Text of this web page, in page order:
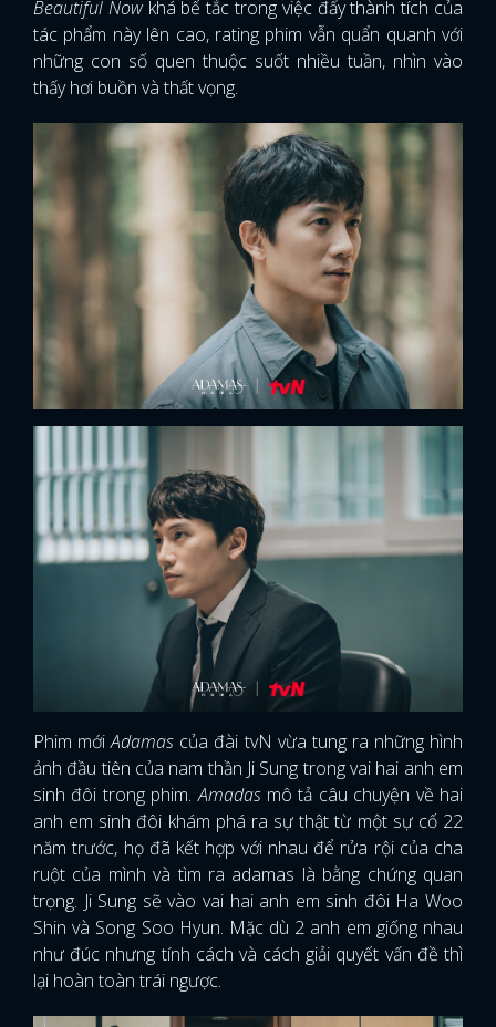
Beautiful Nowkhá bế tắc trong việc đẩy thành tích của
tác phẩm này lên cao, rating phim vẫn quẩn quanh với
những con số quen thuộc suốt nhiều tuần, nhìn vào
thấy hơi buồn và thất vọng.
Phim mớiAdamas của đài tvN vừa tung ra những hình
ảnh đầu tiên của nam thần Ji Sung trong vai hai anh em
sinh đôi trong phim.Amadas mô tả câu chuyện về hai
anh em sinh đôi khám phá ra sự thật từ một sự cố 22
năm trước, họ đã kết hợp với nhau để rửa rội của cha
ruột của mình và tìm ra adamas là bằng chứng quan
trọng. Ji Sung sẽ vào vai hai anh em sinh đôi Ha Woo
Shin và Song Soo Hyun. Mặc dù 2 anh em giống nhau
như đúc nhưng tính cách và cách giải quyết vấn đề thì
lại hoàn toàn trái ngược.